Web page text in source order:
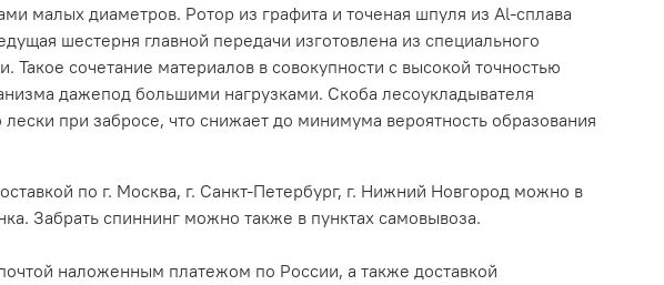
малых диаметров. Ротор из графита и точеная шпуля из Al-сплава
шестерня главной передачи изготовлена из специального
Такое сочетание материалов в совокупности с высокой точностью
дажепод большими нагрузками. Скоба лесоукладывателя
при забросе, что снижает до минимума вероятность образования
по г. Москва, г. Санкт-Петербург, г. Нижний Новгород можно в
Забрать спиннинг можно также в пунктах самовывоза.
наложенным платежом по России, а также доставкой